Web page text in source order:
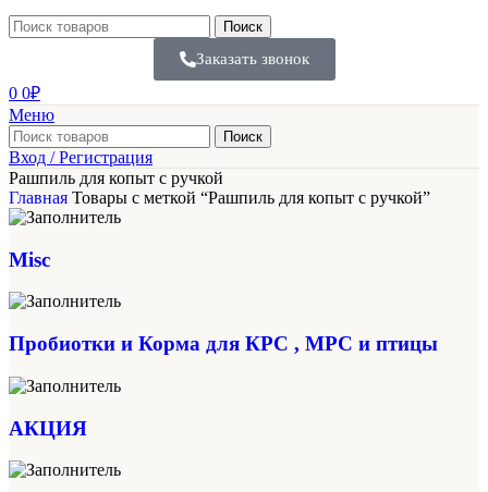
Поиск
Заказать звонок
0 0₽
Меню
Поиск
Вход / Регистрация
Рашпиль для копыт с ручкой
Главная Товары с меткой “Рашпиль для копыт с ручкой”
Misc
Пробиотки и Корма для КРС , МРС и птицы
АКЦИЯ